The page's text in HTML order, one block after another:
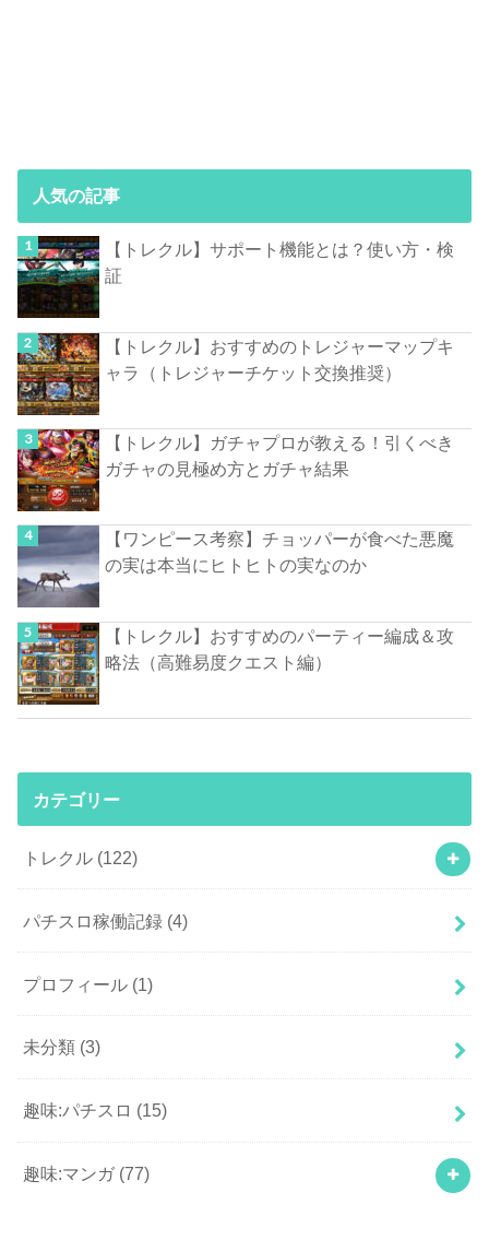
人気の記事
【トレクル】サポート機能とは？使い方・検
証
【トレクル】おすすめのトレジャーマップキ
ャラ（トレジャーチケット交換推奨）
【トレクル】ガチャプロが教える！引くべき
ガチャの見極め方とガチャ結果
【ワンピース考察】チョッパーが食べた悪魔
の実は本当にヒトヒトの実なのか
【トレクル】おすすめのパーティー編成＆攻
略法（高難易度クエスト編）
カテゴリー
トレクル (122)
パチスロ稼働記録 (4)
プロフィール (1)
未分類 (3)
趣味:パチスロ (15)
趣味:マンガ (77)